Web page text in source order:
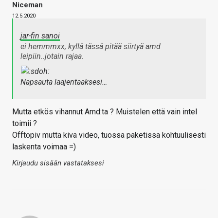
Niceman
12.5.2020
jar-fin sanoi
ei hemmmxx, kyllä tässä pitää siirtyä amd
leipiin..jotain rajaa.
Napsauta laajentaaksesi…
Mutta etkös vihannut Amd:ta ? Muistelen että vain intel
toimii ?
Offtopiv mutta kiva video, tuossa paketissa kohtuulisesti
laskenta voimaa =)
Kirjaudu sisään vastataksesi